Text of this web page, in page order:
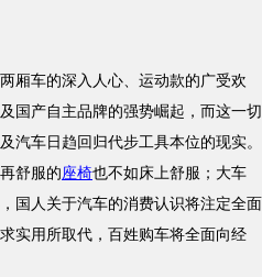
车的深入人心、运动款的广受欢
国产自主品牌的强势崛起，而这一切
汽车日趋回归代步工具本位的现实。
舒服的座椅也不如床上舒服；大车
国人关于汽车的消费认识将注定全面
实用所取代，百姓购车将全面向经